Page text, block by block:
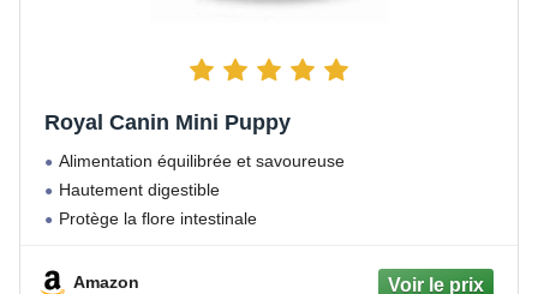
Royal Canin Mini Puppy
Alimentation équilibrée et savoureuse
Hautement digestible
Protège la flore intestinale
Amazon